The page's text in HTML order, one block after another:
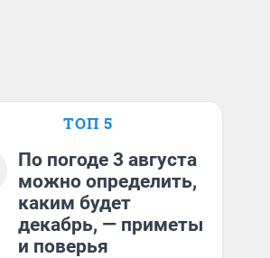
ТОП 5
По погоде 3 августа
можно определить,
каким будет
декабрь, — приметы
и поверья